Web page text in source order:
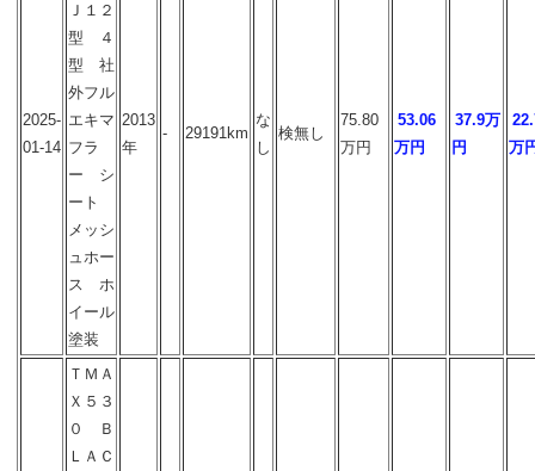
2025-
01-14
Ｊ１２
型 ４
型 社
外フル
エキマ
フラ
ー シ
ート
メッシ
ュホー
ス ホ
イール
塗装
2013
年
- 29191km
な
し
検無し
75.80
万円
53.06
万円
37.9万
円
万
ＴＭＡ
Ｘ５３
０ Ｂ
ＬＡＣ